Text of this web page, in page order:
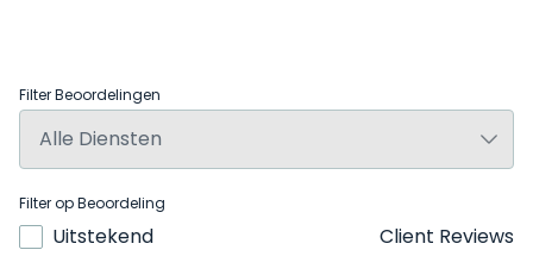
Filter Beoordelingen
Filter op Beoordeling
Uitstekend
Client Reviews